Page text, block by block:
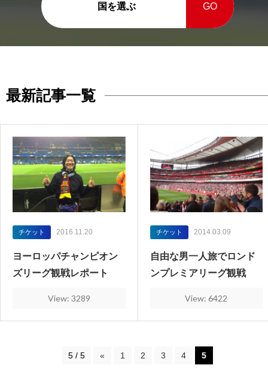
国を選ぶ GO
最新記事一覧
チケット 2016.11.20
ヨーロッパチャンピオン
ズリーグ観戦レポート
View: 3289
チケット 2014.03.09
自由な男一人旅でロンド
ンプレミアリーグ観戦
View: 6422
5 / 5 « 1 2 3 4 5